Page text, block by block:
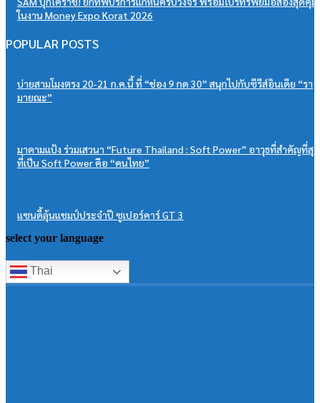
ในงาน Money Expo Korat 2026
POPULAR POSTS
บ่ายสามโมงตรง 20-21 ก.ค.นี้ ที่ “ช่อง 9 กด 30” สนุกไปกับซีรีส์อินเดีย “รา
มายณะ”
มาดามแป้ง ร่วมเสวนา “Future Thailand : Soft Power” อาวุธที่สำคัญที่สุด
ที่เป็น Soft Power คือ “คนไทย”
แซนดี้ลุ้นแชมป์ประจำปี ซูเปอร์คาร์ GT 3
select your language
Thai